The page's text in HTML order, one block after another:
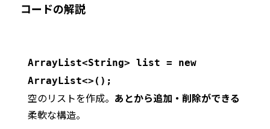
コードの解説
ArrayList<String> list = new
ArrayList<>();
空のリストを作成。 あとから追加・削除ができる
柔軟な構造。